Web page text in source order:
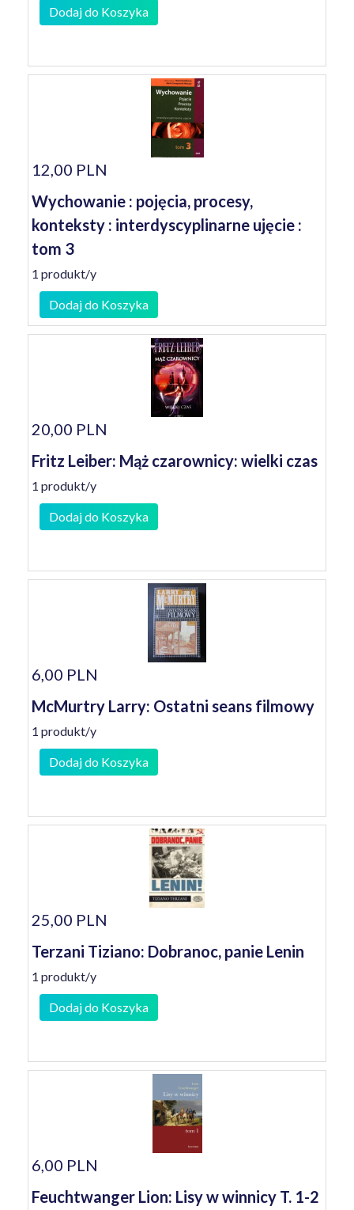
Dodaj do Koszyka
12,00 PLN
Wychowanie : pojęcia, procesy,
konteksty : interdyscyplinarne ujęcie :
tom 3
1 produkt/y
Dodaj do Koszyka
20,00 PLN
Fritz Leiber: Mąż czarownicy: wielki czas
1 produkt/y
Dodaj do Koszyka
6,00 PLN
McMurtry Larry: Ostatni seans filmowy
1 produkt/y
Dodaj do Koszyka
25,00 PLN
Terzani Tiziano: Dobranoc, panie Lenin
1 produkt/y
Dodaj do Koszyka
6,00 PLN
Feuchtwanger Lion: Lisy w winnicy T. 1-2